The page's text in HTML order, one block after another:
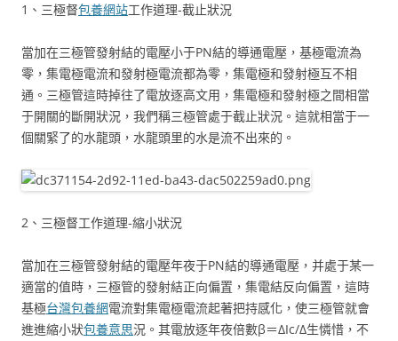
1、三極督包養網站工作道理-截止狀況
當加在三極管發射結的電壓小于PN結的導通電壓，基極電流為
零，集電極電流和發射極電流都為零，集電極和發射極互不相
通。三極管這時掉往了電放逐高文用，集電極和發射極之間相當
于開關的斷開狀況，我們稱三極管處于截止狀況。這就相當于一
個關緊了的水龍頭，水龍頭里的水是流不出來的。
2、三極督工作道理-縮小狀況
當加在三極管發射結的電壓年夜于PN結的導通電壓，并處于某一
適當的值時，三極管的發射結正向偏置，集電結反向偏置，這時
基極台灣包養網電流對集電極電流起著把持感化，使三極管就會
進進縮小狀包養意思況。其電放逐年夜倍數β＝ΔIc/Δ生憐惜，不